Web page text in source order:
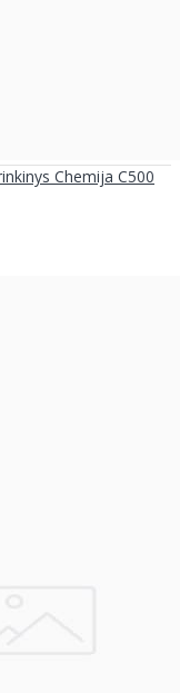
Chemija C500